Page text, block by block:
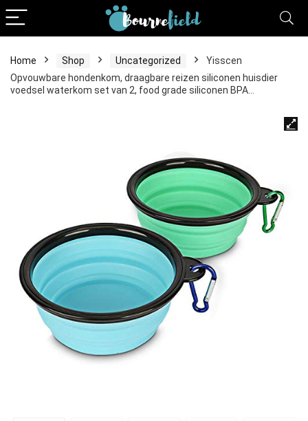
Home Shop Uncategorized
Yisscen
Opvouwbare hondenkom, draagbare reizen siliconen huisdier
voedsel waterkom set van 2, food grade siliconen BPA…